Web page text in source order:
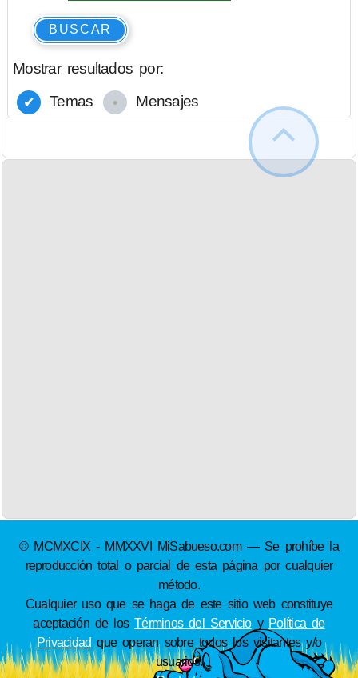
BUSCAR
Mostrar resultados por:
Temas
Mensajes
© MCMXCIX - MMXXVI MiSabueso.com — Se prohíbe la
reproducción total o parcial de esta página por cualquier
método.
Cualquier uso que se haga de este sitio web constituye
aceptación de losTérminos del Servicioy Política de
Privacidad que operan sobre todos los visitantes y/o
usuarios.